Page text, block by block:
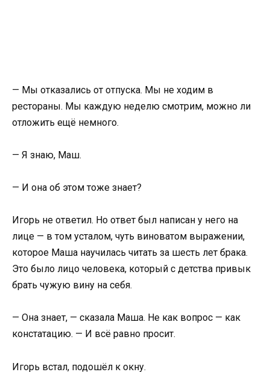
— Мы отказались от отпуска. Мы не ходим в
рестораны. Мы каждую неделю смотрим, можно ли
отложить ещё немного.
— Я знаю, Маш.
— И она об этом тоже знает?
Игорь не ответил. Но ответ был написан у него на
лице — в том усталом, чуть виноватом выражении,
которое Маша научилась читать за шесть лет брака.
Это было лицо человека, который с детства привык
брать чужую вину на себя.
— Она знает, — сказала Маша. Не как вопрос — как
констатацию. — И всё равно просит.
Игорь встал, подошёл к окну.